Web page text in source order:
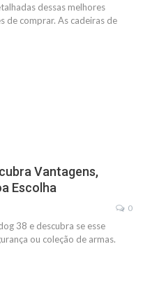
dessas melhores
de comprar. As cadeiras de
Vantagens,
Escolha
0
38 e descubra se esse
ou coleção de armas.